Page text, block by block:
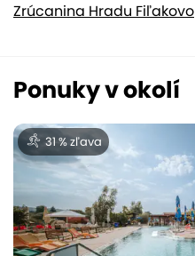
Zrúcanina Hradu Fiľakovo
Ponuky v okolí
31 % zľava